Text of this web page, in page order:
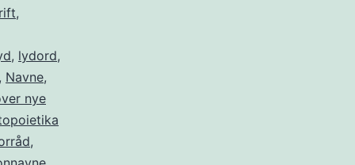
,
, lydord,
, Navne,
nye
,